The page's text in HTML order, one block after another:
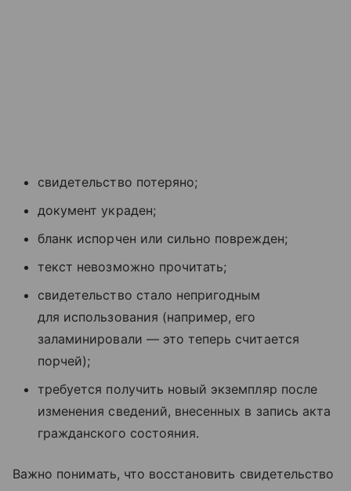
свидетельство потеряно;
документ украден;
бланк испорчен или сильно поврежден;
текст невозможно прочитать;
свидетельство стало непригодным
для использования (например, его
заламинировали — это теперь считается
порчей);
требуется получить новый экземпляр после
изменения сведений, внесенных в запись акта
гражданского состояния.
Важно понимать, что восстановить свидетельство